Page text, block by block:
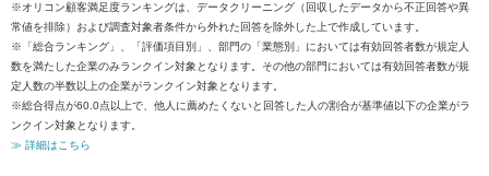
※オリコン顧客満足度ランキングは、データクリーニング（回収したデータから不正回答や異
常値を排除）および調査対象者条件から外れた回答を除外した上で作成しています。
※「総合ランキング」、「評価項目別」、部門の「業態別」においては有効回答者数が規定人
数を満たした企業のみランクイン対象となります。その他の部門においては有効回答者数が規
定人数の半数以上の企業がランクイン対象となります。
※総合得点が60.0点以上で、他人に薦めたくないと回答した人の割合が基準値以下の企業がラ
ンクイン対象となります。
≫ 詳細はこちら